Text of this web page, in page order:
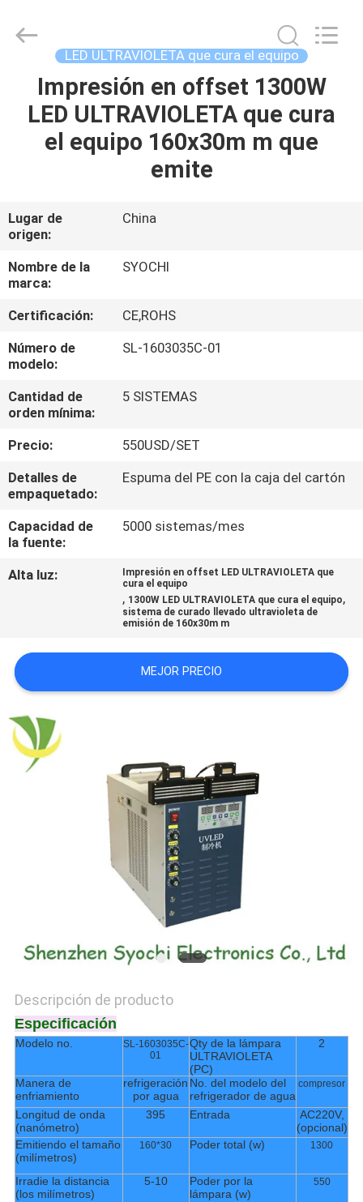
HOGAR
PRODUCTOS
NOSOTROS
VIAJE
DE
LA
FÁBRICA
CONTROL
CALIDAD
ÉNTRENOS
EN
CONTACTO
PIDA
UNA
CITA
POLICY
Syochi
Electronics
LED ULTRAVIOLETA que cura el equipo
Impresión en offset 1300W
LED ULTRAVIOLETA que cura
el equipo 160x30m m que
emite
Lugar de
origen:
China
Nombre de la
marca:
SYOCHI
Certificación:
CE,ROHS
Número de
modelo:
SL-1603035C-01
Cantidad de
orden mínima:
5 SISTEMAS
Precio:
550USD/SET
Detalles de
empaquetado:
Espuma del PE con la caja del cartón
Capacidad de
la fuente:
5000 sistemas/mes
Alta luz:
Impresión en offset LED ULTRAVIOLETA que
cura el equipo
, 1300W LED ULTRAVIOLETA que cura el equipo,
sistema de curado llevado ultravioleta de
emisión de 160x30m m
MEJOR PRECIO
Descripción de producto
Especificación
Modelo no.
SL-1603035C-
01
Qty de la lámpara
ULTRAVIOLETA
(PC)
2
Manera de
enfriamiento
refrigeración
por agua
No. del modelo del
refrigerador de agua
compresor
Longitud de onda
(nanómetro)
395 Entrada
AC220V,
(opcional)
Emitiendo el tamaño
(milímetros)
160*30 Poder total (w) 1300
Irradie la distancia
(los milímetros)
5-10
Poder por la
lámpara (w)
550